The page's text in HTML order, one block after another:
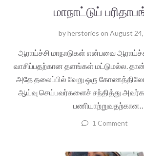
மாநாட்டுப்
byherstories on August
ஆராய்ச்சி மாநாடுகள் என்பவை
வாசிப்பதற்கான தளங்கள் மட்டுமல்ல.
அதே தலைப்பில் வேறு ஒரு
ஆய்வு செய்பவர்களைச் சந்தித்து
பணியாற்றுவதற்கான…
1 Comment